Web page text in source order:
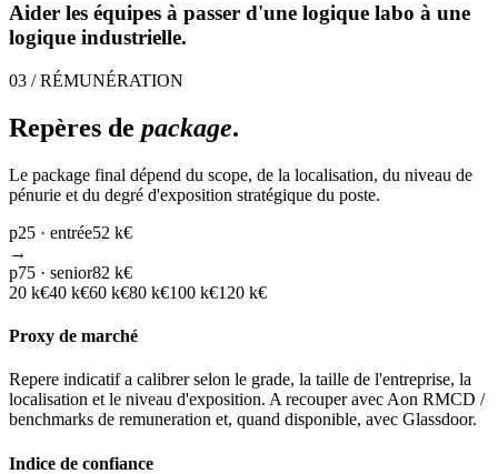
Aider les équipes à passer d'une logique labo à une
logique industrielle.
03 / RÉMUNÉRATION
Repères de package.
Le package final dépend du scope, de la localisation, du niveau de
pénurie et du degré d'exposition stratégique du poste.
p25 · entrée52 k€
→
p75 · senior82 k€
20 k€40 k€60 k€80 k€100 k€120 k€
Proxy de marché
Repere indicatif a calibrer selon le grade, la taille de l'entreprise, la
localisation et le niveau d'exposition. A recouper avec Aon RMCD /
benchmarks de remuneration et, quand disponible, avec Glassdoor.
Indice de confiance